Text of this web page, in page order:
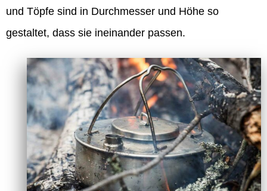
und Töpfe sind in Durchmesser und Höhe so
gestaltet, dass sie ineinander passen.